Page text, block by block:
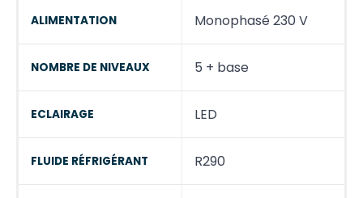
ALIMENTATION Monophasé 230 V
NOMBRE DE NIVEAUX 5 + base
ECLAIRAGE LED
FLUIDE RÉFRIGÉRANT R290